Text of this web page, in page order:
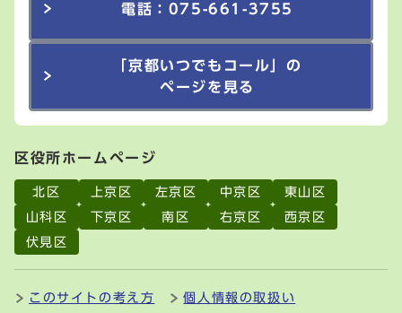
電話：075-661-3755
「京都いつでもコール」の
ページを見る
区役所ホームページ
北区 上京区 左京区 中京区
東山区
山科区
下京区 南区 右京区
西京区
伏見区
このサイトの考え方 個人情報の取扱い